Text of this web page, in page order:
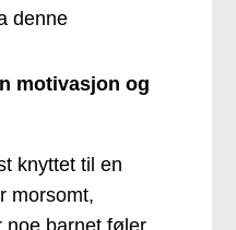
denne
motivasjon og
knyttet til en
morsomt,
noe barnet føler